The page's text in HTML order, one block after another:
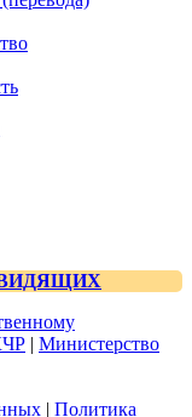
| Министерство
| Политика